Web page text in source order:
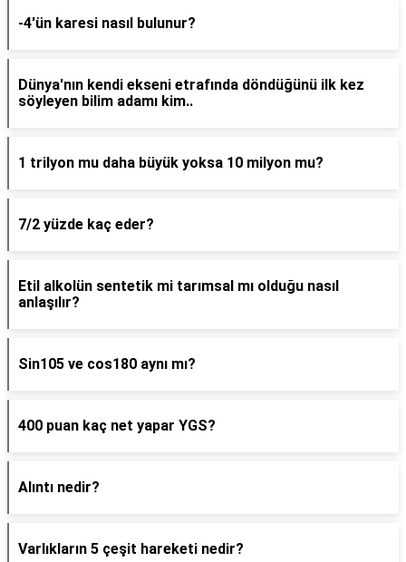
-4'ün karesi nasıl bulunur?
Dünya'nın kendi ekseni etrafında döndüğünü ilk kez
söyleyen bilim adamı kim..
1 trilyon mu daha büyük yoksa 10 milyon mu?
7/2 yüzde kaç eder?
Etil alkolün sentetik mi tarımsal mı olduğu nasıl
anlaşılır?
Sin105 ve cos180 aynı mı?
400 puan kaç net yapar YGS?
Alıntı nedir?
Varlıkların 5 çeşit hareketi nedir?